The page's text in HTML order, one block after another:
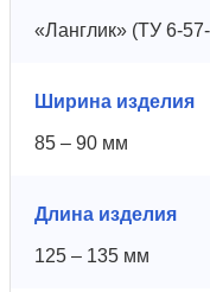
«Ланглик» (ТУ 6-
Ширина изделия
85 – 90 мм
Длина изделия
125 – 135 мм